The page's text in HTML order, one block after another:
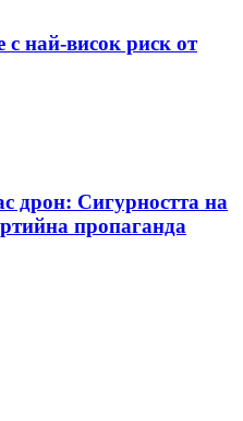
с най-висок риск от
дрон: Сигурността на
пропаганда